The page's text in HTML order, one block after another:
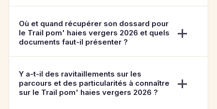
Où et quand récupérer son dossard pour
le Trail pom' haies vergers 2026 et quels
documents faut-il présenter ?
Y a-t-il des ravitaillements sur les
parcours et des particularités à connaître
sur le Trail pom' haies vergers 2026 ?